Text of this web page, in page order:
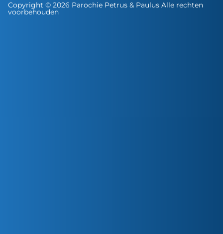
Copyright © 2026 Parochie Petrus & Paulus Alle rechten
voorbehouden